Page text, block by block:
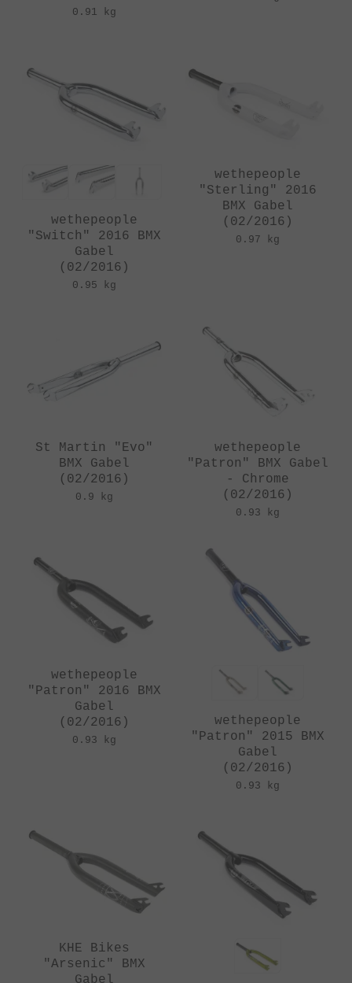
0.91 kg
wethepeople
"Switch" 2016 BMX
Gabel
(02/2016)
0.95 kg
wethepeople
"Sterling" 2016
BMX Gabel
(02/2016)
0.97 kg
St Martin "Evo"
BMX Gabel
(02/2016)
0.9 kg
wethepeople
"Patron" BMX Gabel
- Chrome
(02/2016)
0.93 kg
wethepeople
"Patron" 2016 BMX
Gabel
(02/2016)
0.93 kg
wethepeople
"Patron" 2015 BMX
Gabel
(02/2016)
0.93 kg
KHE Bikes
"Arsenic" BMX
Gabel